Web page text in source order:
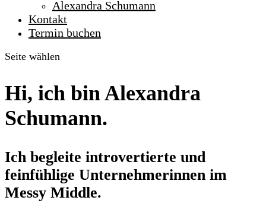
Alexandra Schumann
Kontakt
Termin buchen
Seite wählen
Hi, ich bin Alexandra
Schumann.
Ich begleite introvertierte und
feinfühlige Unternehmerinnen im
Messy Middle.